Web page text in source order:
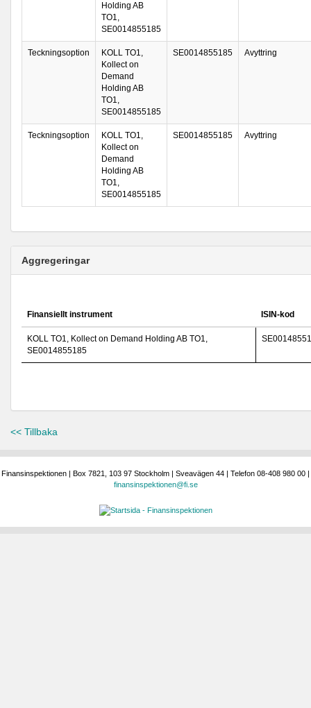
Holding AB
TO1,
SE0014855185
Teckningsoption
KOLL TO1,
Kollect on
Demand
Holding AB
TO1,
SE0014855185
SE0014855185 Avyttring
Teckningsoption
KOLL TO1,
Kollect on
Demand
Holding AB
TO1,
SE0014855185
SE0014855185 Avyttring
Aggregeringar
Finansiellt instrument ISIN-kod
KOLL TO1, Kollect on Demand Holding AB TO1,
SE0014855185
<< Tillbaka
Finansinspektionen | Box 7821, 103 97 Stockholm | Sveavägen 44 | Telefon 08-408 980 00 |
finansinspektionen@fi.se